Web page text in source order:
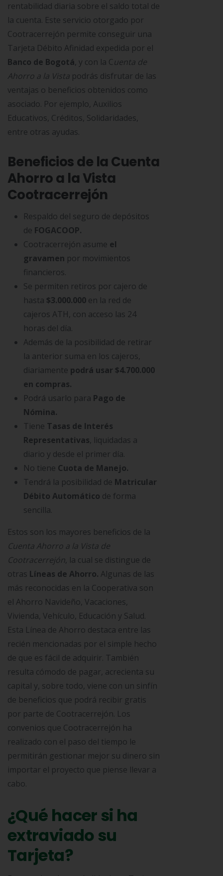
rentabilidad diaria sobre el saldo total de
la cuenta. Este servicio otorgado por
Cootracerrejón permite conseguir una
Tarjeta Débito Afinidad expedida por el
Banco de Bogotá, y con la Cuenta de
Ahorro a la Vista podrás disfrutar de las
ventajas o beneficios obtenidos como
asociado. Por ejemplo, Auxilios
Educativos, Créditos, Solidaridades,
entre otras ayudas.
Beneficios de la Cuenta
Ahorro a la Vista
Cootracerrejón
Respaldo del seguro de depósitos
de FOGACOOP.
Cootracerrejón asume el
gravamen por movimientos
financieros.
Se permiten retiros por cajero de
hasta $3.000.000 en la red de
cajeros ATH, con acceso las 24
horas del día.
Además de la posibilidad de retirar
la anterior suma en los cajeros,
diariamente podrá usar $4.700.000
en compras.
Podrá usarlo para Pago de
Nómina.
Tiene Tasas de Interés
Representativas, liquidadas a
diario y desde el primer día.
No tiene Cuota de Manejo.
Tendrá la posibilidad de Matricular
Débito Automático de forma
sencilla.
Estos son los mayores beneficios de la
Cuenta Ahorro a la Vista de
Cootracerrejón, la cual se distingue de
otras Líneas de Ahorro. Algunas de las
más reconocidas en la Cooperativa son
el Ahorro Navideño, Vacaciones,
Vivienda, Vehículo, Educación y Salud.
Esta Línea de Ahorro destaca entre las
recién mencionadas por el simple hecho
de que es fácil de adquirir. También
resulta cómodo de pagar, acrecienta su
capital y, sobre todo, viene con un sinfín
de beneficios que podrá recibir gratis
por parte de Cootracerrejón. Los
convenios que Cootracerrejón ha
realizado con el paso del tiempo le
permitirán gestionar mejor su dinero sin
importar el proyecto que piense llevar a
cabo.
¿Qué hacer si ha
extraviado su
Tarjeta?